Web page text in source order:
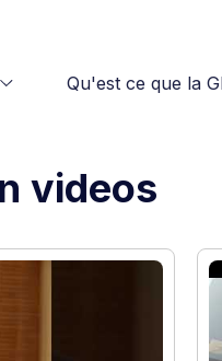
Qu'est ce que la
videos